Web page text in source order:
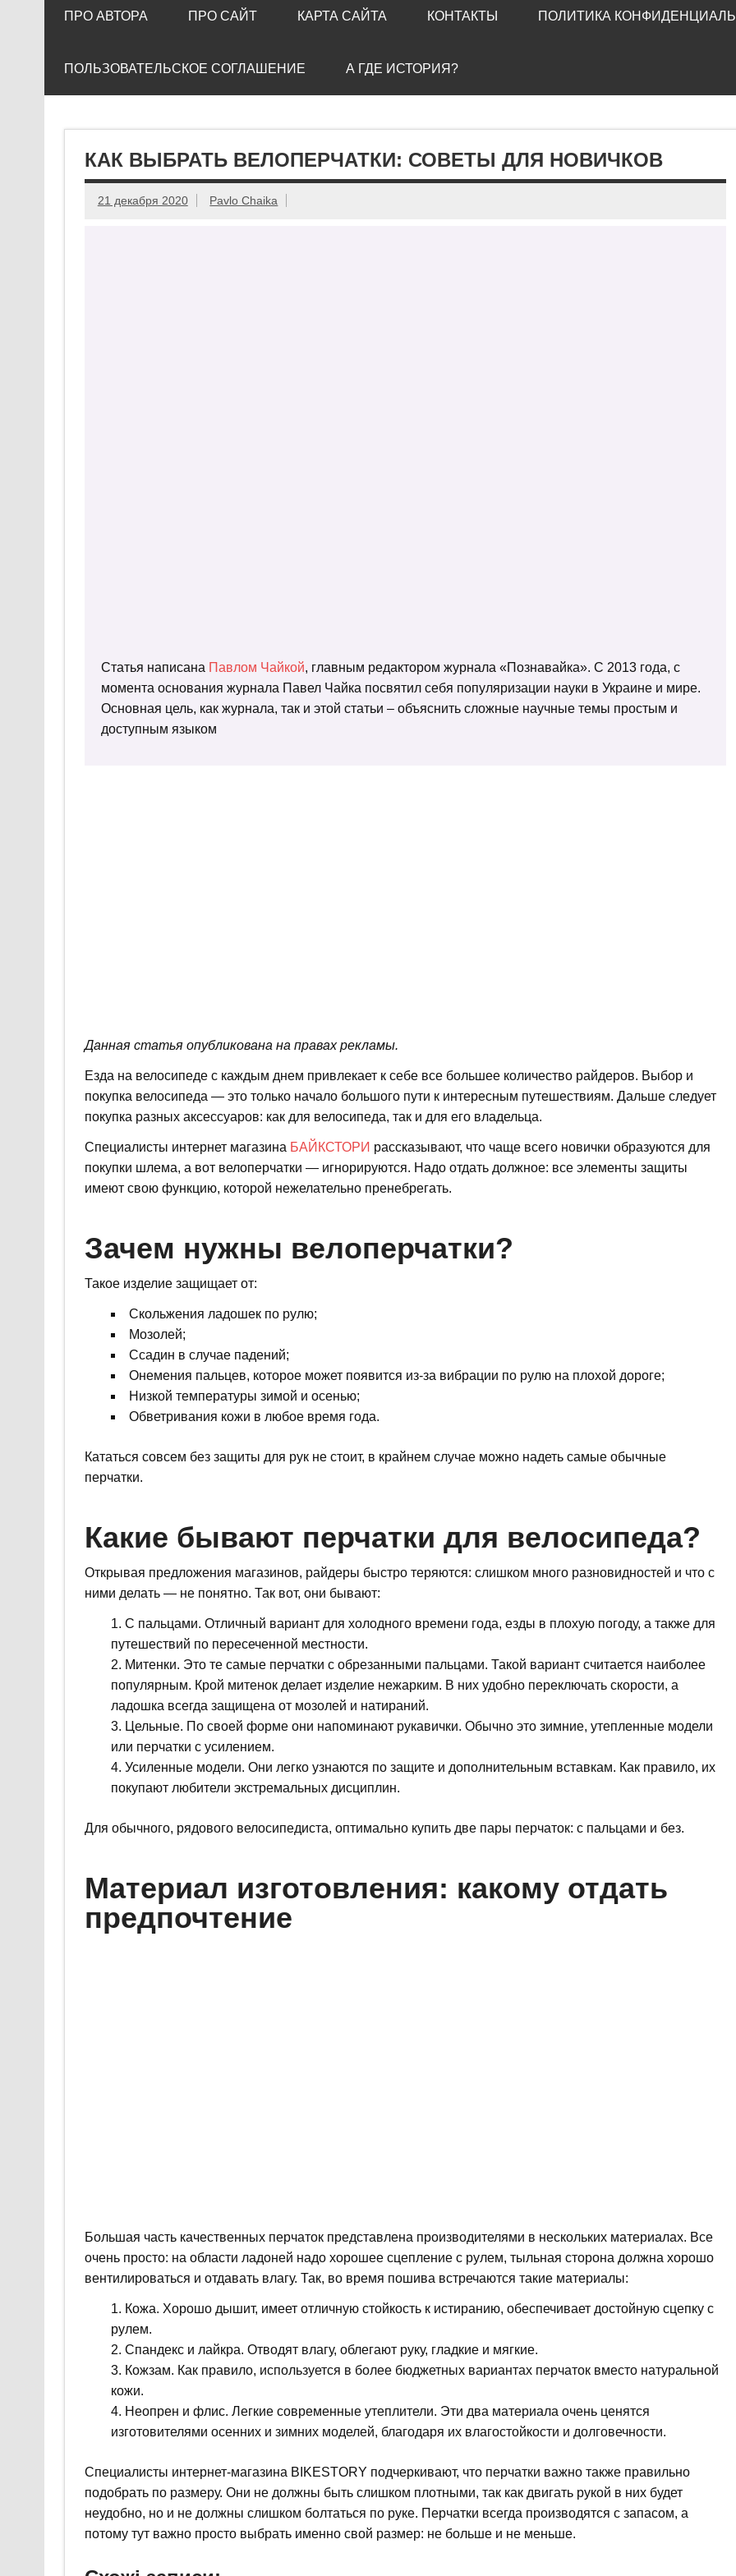
ПРО АВТОРА ПРО САЙТ КАРТА САЙТА КОНТАКТЫ ПОЛИТИКА
ПОЛЬЗОВАТЕЛЬСКОЕ СОГЛАШЕНИЕ А ГДЕ ИСТОРИЯ?
КАК ВЫБРАТЬ ВЕЛОПЕРЧАТКИ: СОВЕТЫ ДЛЯ НОВИЧКОВ
21 декабря 2020 Pavlo Chaika
Статья написана Павлом Чайкой, главным редактором журнала «Познавайка». С 2013 года, с
момента основания журнала Павел Чайка посвятил себя популяризации науки в Украине и мире.
Основная цель, как журнала, так и этой статьи – объяснить сложные научные темы простым и
доступным языком
Данная статья опубликована на правах рекламы.
Езда на велосипеде с каждым днем привлекает к себе все большее количество райдеров. Выбор и
покупка велосипеда — это только начало большого пути к интересным путешествиям. Дальше следует
покупка разных аксессуаров: как для велосипеда, так и для его владельца.
Специалисты интернет магазина БАЙКСТОРИ рассказывают, что чаще всего новички образуются для
покупки шлема, а вот велоперчатки — игнорируются. Надо отдать должное: все элементы защиты
имеют свою функцию, которой нежелательно пренебрегать.
Зачем нужны велоперчатки?
Такое изделие защищает от:
Скольжения ладошек по рулю;
Мозолей;
Ссадин в случае падений;
Онемения пальцев, которое может появится из-за вибрации по рулю на плохой дороге;
Низкой температуры зимой и осенью;
Обветривания кожи в любое время года.
Кататься совсем без защиты для рук не стоит, в крайнем случае можно надеть самые обычные
перчатки.
Какие бывают перчатки для велосипеда?
Открывая предложения магазинов, райдеры быстро теряются: слишком много разновидностей и что с
ними делать — не понятно. Так вот, они бывают:
С пальцами. Отличный вариант для холодного времени года, езды в плохую погоду, а также для
путешествий по пересеченной местности.
Митенки. Это те самые перчатки с обрезанными пальцами. Такой вариант считается наиболее
популярным. Крой митенок делает изделие нежарким. В них удобно переключать скорости, а
ладошка всегда защищена от мозолей и натираний.
Цельные. По своей форме они напоминают рукавички. Обычно это зимние, утепленные модели
или перчатки с усилением.
Усиленные модели. Они легко узнаются по защите и дополнительным вставкам. Как правило, их
покупают любители экстремальных дисциплин.
Для обычного, рядового велосипедиста, оптимально купить две пары перчаток: с пальцами и без.
Материал изготовления: какому отдать
предпочтение
Большая часть качественных перчаток представлена производителями в нескольких материалах. Все
очень просто: на области ладоней надо хорошее сцепление с рулем, тыльная сторона должна хорошо
вентилироваться и отдавать влагу. Так, во время пошива встречаются такие материалы:
Кожа. Хорошо дышит, имеет отличную стойкость к истиранию, обеспечивает достойную сцепку с
рулем.
Спандекс и лайкра. Отводят влагу, облегают руку, гладкие и мягкие.
Кожзам. Как правило, используется в более бюджетных вариантах перчаток вместо натуральной
кожи.
Неопрен и флис. Легкие современные утеплители. Эти два материала очень ценятся
изготовителями осенних и зимних моделей, благодаря их влагостойкости и долговечности.
Специалисты интернет-магазина BIKESTORY подчеркивают, что перчатки важно также правильно
подобрать по размеру. Они не должны быть слишком плотными, так как двигать рукой в них будет
неудобно, но и не должны слишком болтаться по руке. Перчатки всегда производятся с запасом, а
потому тут важно просто выбрать именно свой размер: не больше и не меньше.